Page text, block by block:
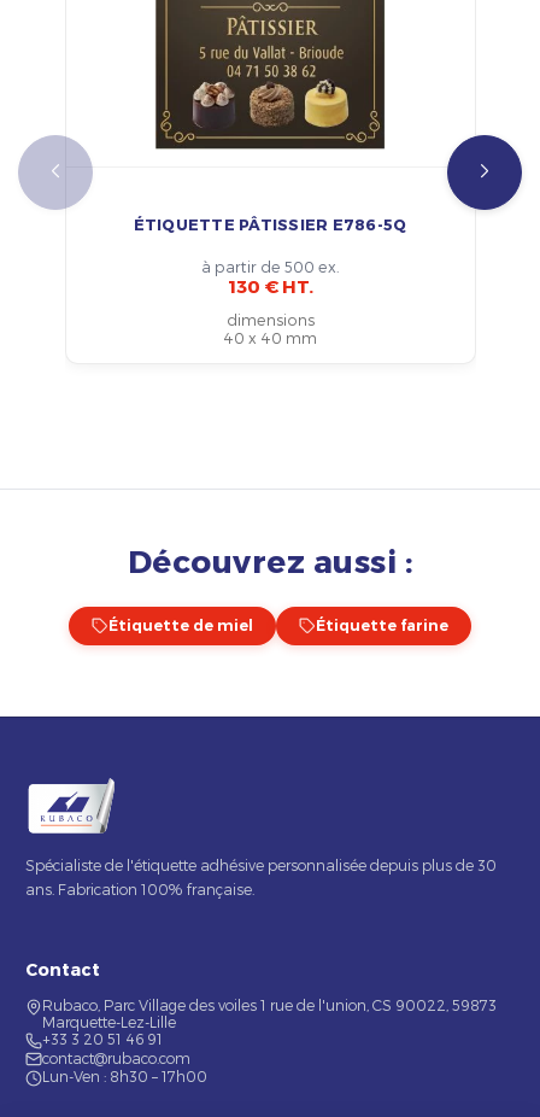
ÉTIQUETTE PÂTISSIER E786-5Q
à partir de 500 ex.
130 € HT.
dimensions
40 x 40 mm
Découvrez aussi :
Étiquette de miel Étiquette farine
Spécialiste de l'étiquette adhésive personnalisée depuis plus de 30
ans. Fabrication 100% française.
Contact
Rubaco, Parc Village des voiles 1 rue de l'union, CS 90022, 59873
Marquette-Lez-Lille
+33 3 20 51 46 91
contact@rubaco.com
Lun-Ven : 8h30 – 17h00